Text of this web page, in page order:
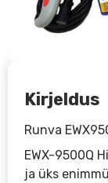
Kirjeldus
Runva
EWX-9500Q
ja üks